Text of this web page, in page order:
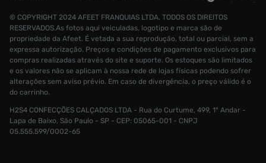
Tênis adidas Campus 00s Feminino
© COPYRIGHT 2024 AFEET FRANQUIAS LTDA. TODOS OS DIREITOS
RESERVADOS.As fotos aqui veiculadas, logotipo e marca são de
propriedade da Afeet. É vetada a sua reprodução, total ou parcial, sem a
expressa autorização. Preços e condições de pagamento exclusivos para
compras realizadas através do site e suporte. Os estoques são limitados
e os valores não se aplicam à nossa rede de lojas físicas podendo sofrer
alterações sem aviso prévio. Em caso de divergência, o preço válido é o
do carrinho.
H2S4 CONFECÇÕES CALÇADOS LTDA - Rua do Curtume, 499, 1° Andar -
Lapa de Baixo, São Paulo - SP - CEP: 05065-001 - CNPJ
05.555.599/0002-65